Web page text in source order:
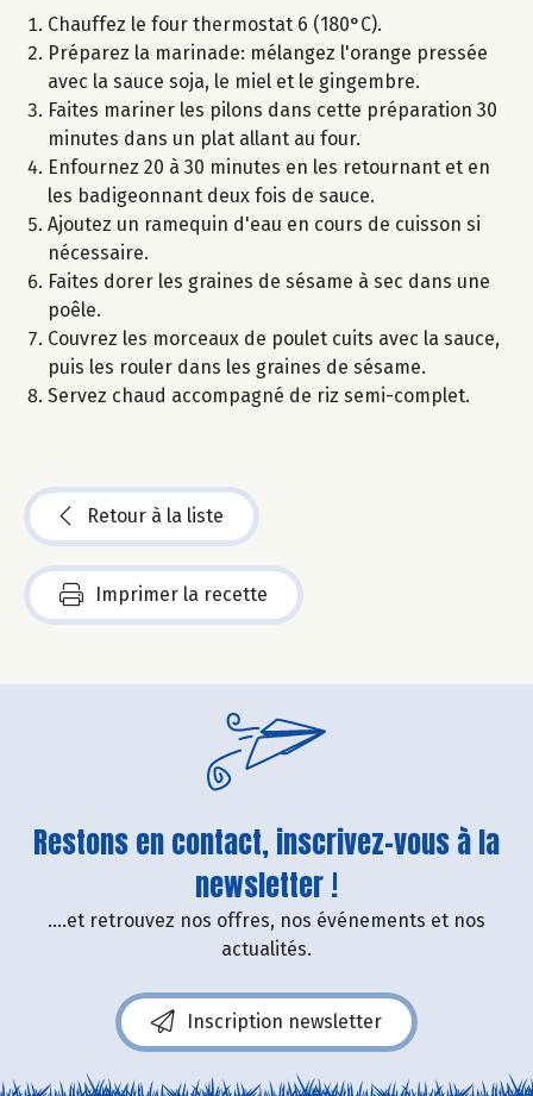
Chauffez le four thermostat 6 (180°C).
Préparez la marinade: mélangez l'orange pressée
avec la sauce soja, le miel et le gingembre.
Faites mariner les pilons dans cette préparation 30
minutes dans un plat allant au four.
Enfournez 20 à 30 minutes en les retournant et en
les badigeonnant deux fois de sauce.
Ajoutez un ramequin d'eau en cours de cuisson si
nécessaire.
Faites dorer les graines de sésame à sec dans une
poêle.
Couvrez les morceaux de poulet cuits avec la sauce,
puis les rouler dans les graines de sésame.
Servez chaud accompagné de riz semi-complet.
Retour à la liste
Imprimer la recette
Restons en contact, inscrivez-vous à la
newsletter !
....et retrouvez nos offres, nos événements et nos
actualités.
Inscription newsletter